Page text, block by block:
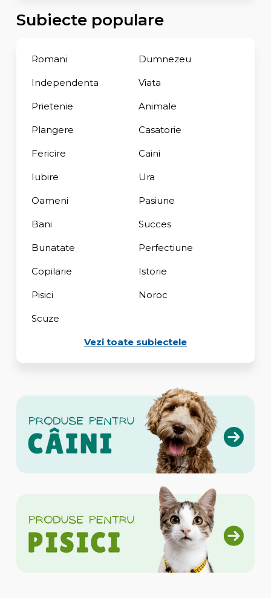
Subiecte populare
Romani Dumnezeu
Independenta Viata
Prietenie Animale
Plangere Casatorie
Fericire Caini
Iubire Ura
Oameni Pasiune
Bani Succes
Bunatate Perfectiune
Copilarie Istorie
Pisici Noroc
Scuze
Vezi toate subiectele